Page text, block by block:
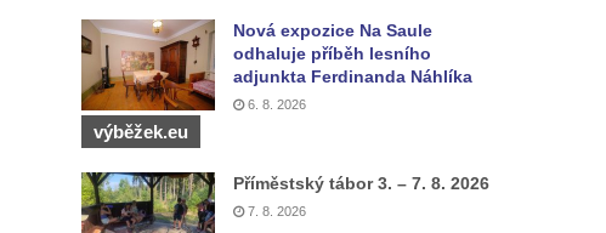
Nová expozice Na Saule
odhaluje příběh lesního
adjunkta Ferdinanda Náhlíka
6. 8. 2026
výběžek.eu
Příměstský tábor 3. – 7. 8. 2026
7. 8. 2026